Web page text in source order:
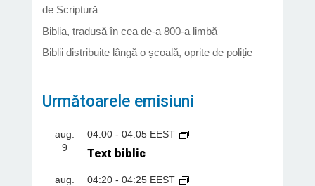
de Scriptură
Biblia, tradusă în cea de-a 800-a limbă
Biblii distribuite lângă o școală, oprite de poliție
Următoarele emisiuni
aug.
9
04:00- 04:05 EEST
Text biblic
aug.
04:20- 04:25 EEST